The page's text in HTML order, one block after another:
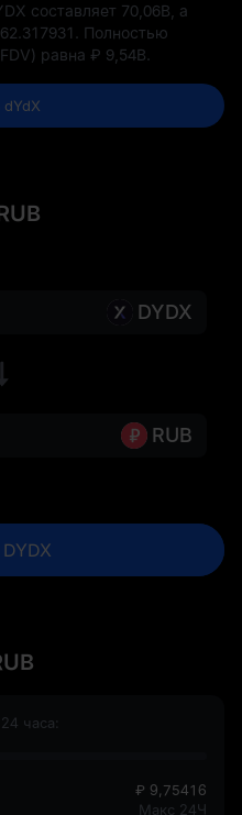
составляет 70,06B , а
. Полностью
равна ₽ 9,54B
dYdX
DYDX
RUB
часа:
₽ 9,75416
Макс 24Ч